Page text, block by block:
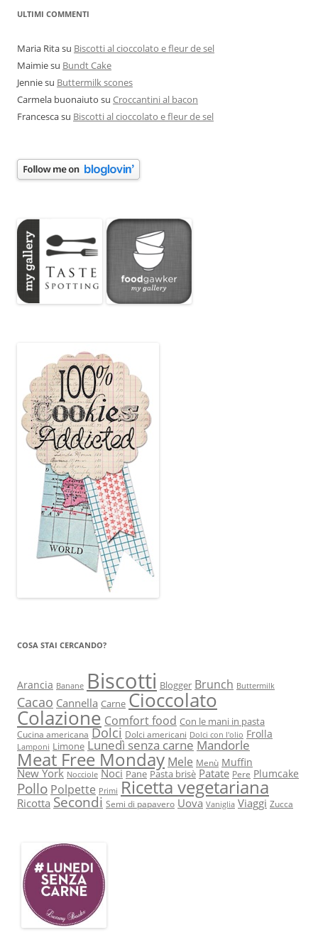
ULTIMI COMMENTI
Maria Ritasu Biscotti al cioccolato e fleur de sel
Maimiesu Bundt Cake
Jenniesu Buttermilk scones
Carmela buonaiuto su Croccantini al bacon
Francescasu Biscotti al cioccolato e fleur de sel
COSA STAI CERCANDO?
Arancia Banane Biscotti Blogger Brunch Buttermilk
Cacao Cannella Carne Cioccolato
Colazione Comfort food Con le mani in pasta
Cucina americana Dolci Dolci americani Dolci con l'olio Frolla
Lamponi Limone Lunedì senza carne Mandorle
Meat Free Monday Mele Menù Muffin
New York Nocciole Noci Pane Pasta brisè Patate Pere Plumcake
Pollo Polpette Primi Ricetta vegetariana
Ricotta Secondi Semi di papavero Uova Vaniglia Viaggi Zucca